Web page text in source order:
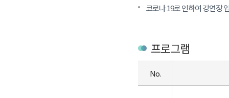
코로나 19로 인하여 강연장
프로그램
No.